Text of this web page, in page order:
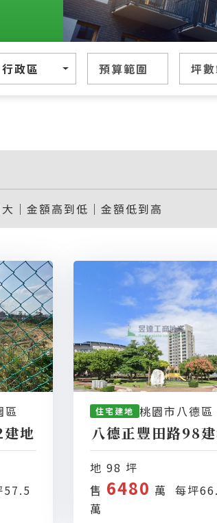
行政區
｜ 金額高到低 ｜ 金額低到高
區
地
住宅建地 桃園市八德區
八德正豐田路98
地 98 坪
售 6480 萬 每坪
萬